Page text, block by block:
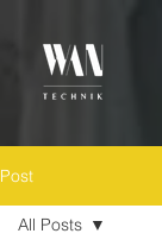
Post
All Posts